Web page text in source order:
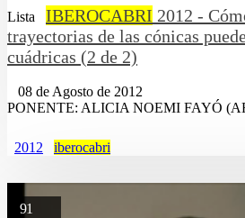
Lista IBEROCABRI 2012 -
trayectorias de las cónicas
cuádricas (2 de 2)
08 de Agosto de 2012
PONENTE: ALICIA NOEMI FAYÓ
2012 iberocabri
91